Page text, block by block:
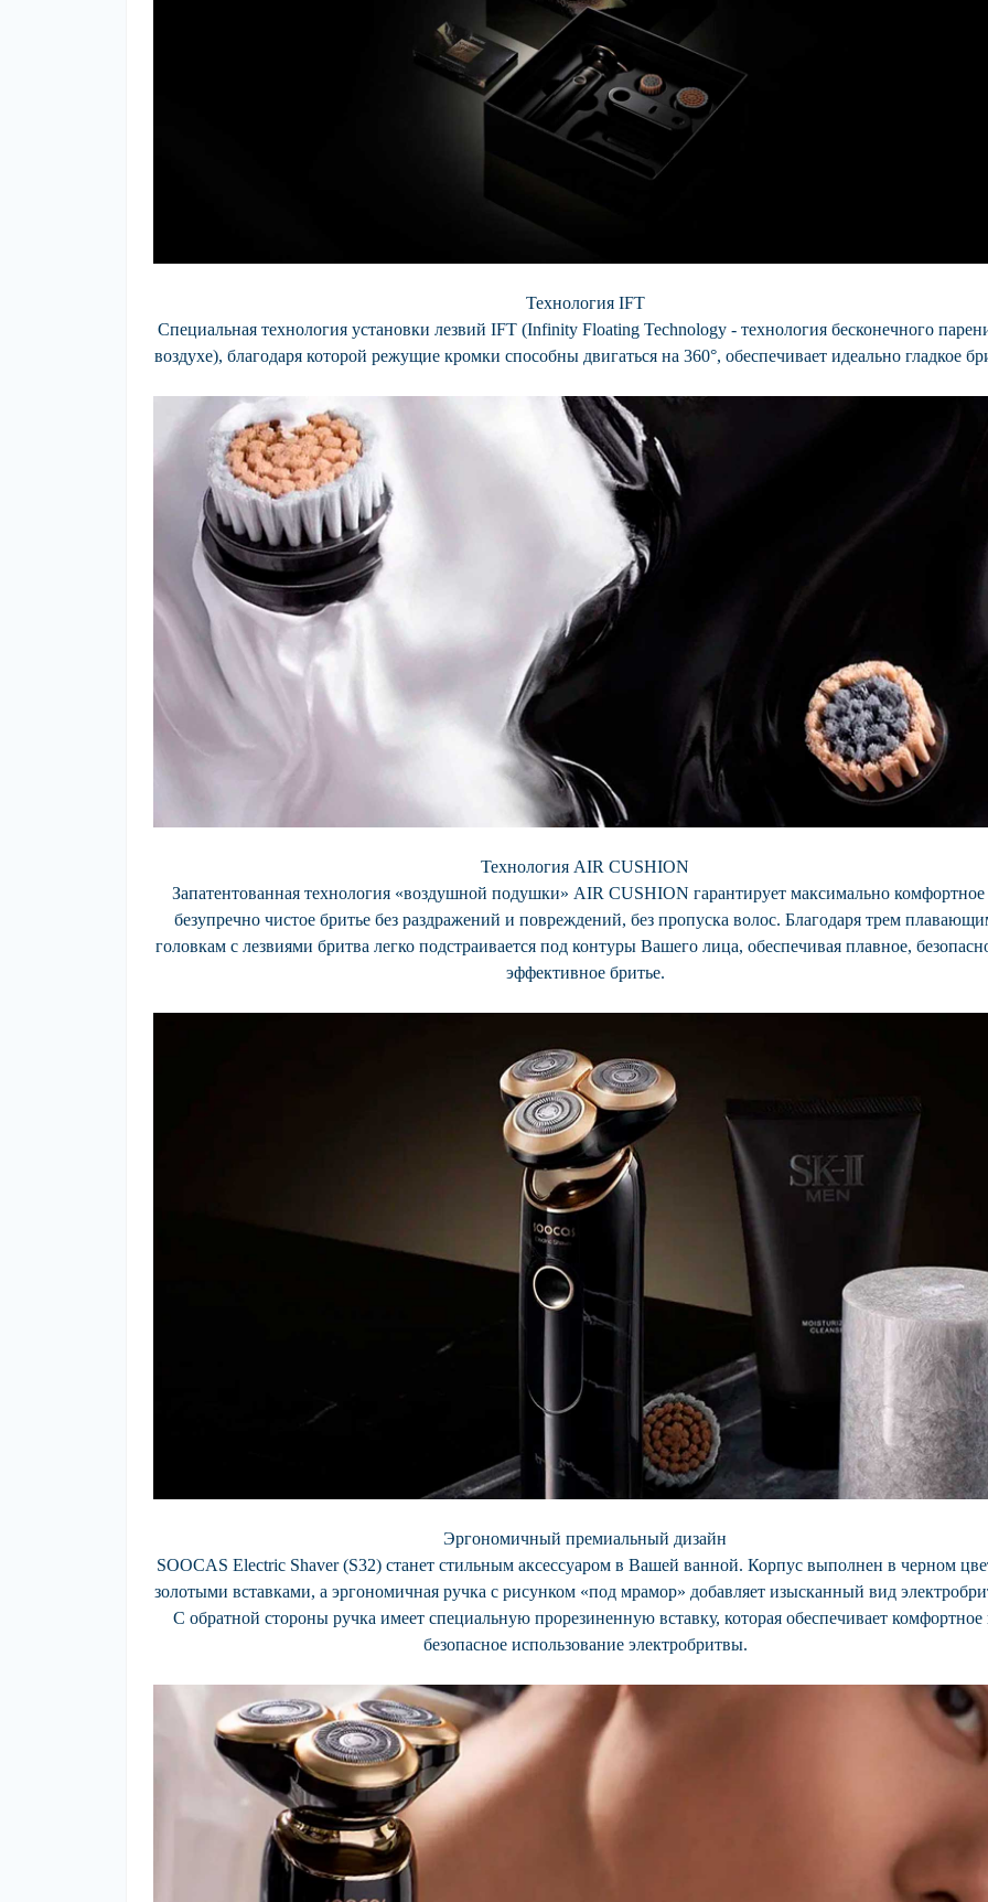
Технология IFT
Специальная технология установки лезвий IFT (Infinity Floating Technology - технология бесконечного
воздухе), благодаря которой режущие кромки способны двигаться на 360°, обеспечивает идеально гладкое
Технология AIR CUSHION
Запатентованная технология «воздушной подушки» AIR CUSHION гарантирует максимально комфортное
безупречно чистое бритье без раздражений и повреждений, без пропуска волос. Благодаря трем
головкам с лезвиями бритва легко подстраивается под контуры Вашего лица, обеспечивая плавное,
эффективное бритье.
Эргономичный премиальный дизайн
SOOCAS Electric Shaver (S32) станет стильным аксессуаром в Вашей ванной. Корпус выполнен в черном
золотыми вставками, а эргономичная ручка с рисунком «под мрамор» добавляет изысканный вид
С обратной стороны ручка имеет специальную прорезиненную вставку, которая обеспечивает комфортное
безопасное использование электробритвы.